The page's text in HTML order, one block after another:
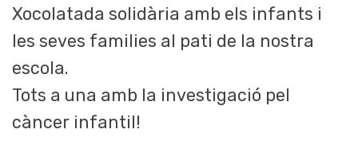
Xocolatada solidària amb els infants i
les seves families al pati de la nostra
escola.
Tots a una amb la investigació pel
càncer infantil!